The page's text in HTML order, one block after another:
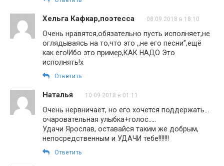
Хельга Кафкар,поэтесса 08.09.2018 в 18:10
Очень нравятся,обязательно пусть исполняет,не
оглядываясь на то,что это ,,не его песни’’,ещё
как его!Ибо это пример,КАК НАДО Это
исполнять!х
Ответить
Наталья 10.09.2018 в 01:11
Очень нервничает, но его хочется поддержать…
очаровательная улыбка+голос…..
Удачи Ярослав, оставайся таким же добрым,
непосредственным и УДАЧИ тебе!!!!!!!
Ответить